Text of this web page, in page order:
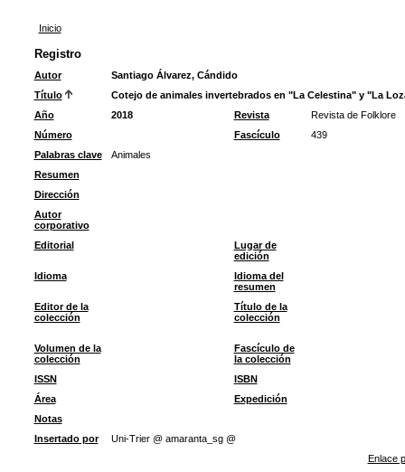
Inicio
Registro
Autor
Santiago Álvarez, Cándido
Título
Cotejo de animales invertebrados en "La Celestina" y "La
Año
2018 Revista
Revista de Folklore
Número
Fascículo
439
Palabras clave
Animales
Resumen
Dirección
Autor
corporativo
Editorial
Lugar de
edición
Idioma
Idioma del
resumen
Editor de la
colección
Título de la
colección
Volumen de la
colección
Fascículo de
la colección
ISSN
ISBN
Área
Expedición
Notas
Insertado por
Uni-Trier @ amaranta_sg @
Enlace